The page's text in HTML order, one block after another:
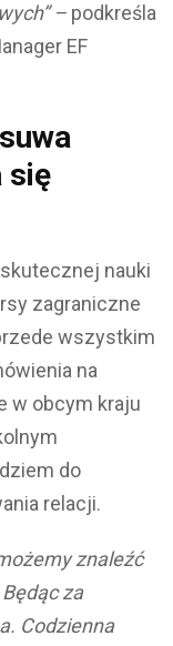
– podkreśla
EF
się
nauki
zagraniczne
wszystkim
na
w obcym kraju
do
relacji.
znaleźć
za
Codzienna